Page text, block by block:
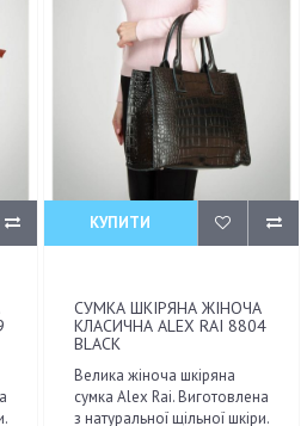
КУПИТИ
СУМКА ШКІРЯНА ЖІНОЧА
КЛАСИЧНА ALEX RAI 8804
BLACK
Велика жіноча шкіряна
сумка Alex Rai. Виготовлена
з натуральної щільної шкіри.